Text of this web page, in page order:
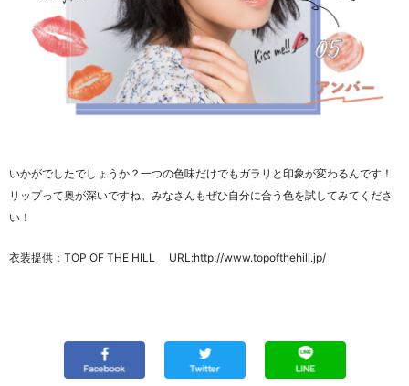
いかがでしたでしょうか？一つの色味だけでもガラリと印象が変わるんです！
リップって奥が深いですね。みなさんもぜひ自分に合う色を試してみてくださ
い！
衣装提供：TOP OF THE HILL URL:http://www.topofthehill.jp/